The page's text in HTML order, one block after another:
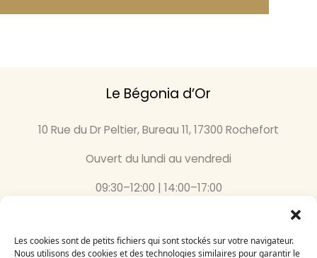
Les cookies sont de petits fichiers qui sont stockés sur votre navigateur.
Nous utilisons des cookies et des technologies similaires pour garantir le
Le Bégonia d’Or
10 Rue du Dr Peltier, Bureau 11, 17300 Rochefort
Ouvert du lundi au vendredi
09:30–12:00 | 14:00–17:00